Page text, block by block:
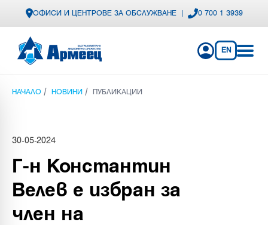
ОФИСИ И ЦЕНТРОВЕ ЗА ОБСЛУЖВАНЕ 0 700 1 3939
EN
НАЧАЛО / НОВИНИ / ПУБЛИКАЦИИ
30-05-2024
Г-н Константин
Велев е избран за
член на